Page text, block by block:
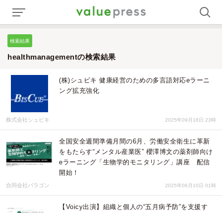
検索結果
healthmanagementの検索結果
(株)シュビキ 健康経営のための多言語対応eラーニ
ング拡充強化
株式会社シュビキ 2025年09月16日 23時
全国安全週間準備月間の6月、労働安全衛生に革新
をもたらす“メンタル産業医” 櫻澤博文の薬剤師向け
eラーニング「生物学的モニタリング」講座 配信
開始！
合同会社パラゴン 2025年06月10日 01時
【Voicy出演】組織と個人の“五月病予防”を支援す